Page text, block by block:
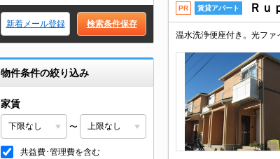
新着メール登録 検索条件保存
物件条件の絞り込み
家賃
〜
共益費･管理費を含む
PR 賃貸アパート Ｒｕ
温水洗浄便座付き。光ファ